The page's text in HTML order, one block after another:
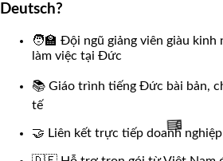
Deutsch?
🧑‍🏫 Đội ngũ giảng viên giàu kinh
làm việc tại Đức
📚 Giáo trình tiếng Đức bài bản,
tế
🤝 Liên kết trực tiếp doanh